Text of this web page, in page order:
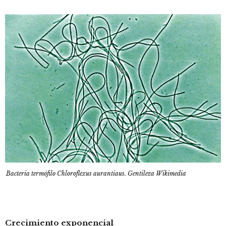
Bacteria termófilo Chloroflexus aurantiaus. Gentileza Wikimedia
Crecimiento exponencial